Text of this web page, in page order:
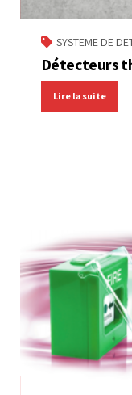
SYSTEME DE
Détecteurs
Lire la suite